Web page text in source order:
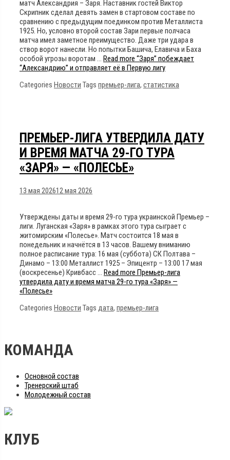
матч Александрия – Заря. Наставник гостей Виктор
Скрипник сделал девять замен в стартовом составе по
сравнению с предыдущим поединком против Металлиста
1925. Но, условно второй состав Зари первые полчаса
матча имел заметное преимущество. Даже три удара в
створ ворот нанесли. Но попытки Башича, Елавича и Баха
особой угрозы воротам … Read more “Заря” побеждает
“Александрию” и отправляет её в Первую лигу
Categories Новости Tags премьер-лига, статистика
ПРЕМЬЕР-ЛИГА УТВЕРДИЛА ДАТУ
И ВРЕМЯ МАТЧА 29-ГО ТУРА
«ЗАРЯ» — «ПОЛЕСЬЕ»
13 мая 202612 мая 2026
Утверждены даты и время 29-го тура украинской Премьер –
лиги. Луганская «Заря» в рамках этого тура сыграет с
житомирским «Полесье». Матч состоится 18 мая в
понедельник и начнётся в 13 часов. Вашему вниманию
полное расписание тура: 16 мая (суббота) СК Полтава –
Динамо – 13:00 Металлист 1925 – Эпицентр – 13:00 17 мая
(воскресенье) Кривбасс … Read more Премьер-лига
утвердила дату и время матча 29-го тура «Заря» —
«Полесье»
Categories Новости Tags дата, премьер-лига
КОМАНДА
Основной состав
Тренерский штаб
Молодежный состав
КЛУБ